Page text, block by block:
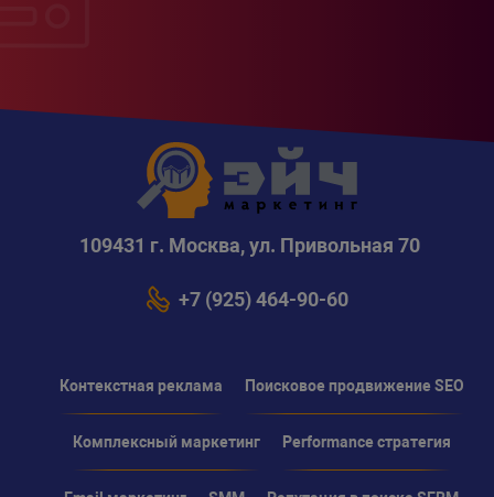
109431 г. Москва, ул. Привольная 70
+7 (925) 464-90-60
Контекстная реклама Поисковое продвижение SEO
Комплексный маркетинг Performance стратегия